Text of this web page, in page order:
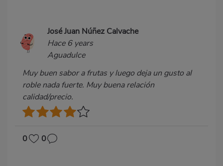
José Juan Núñez Calvache
Hace 6 years
Aguadulce
Muy buen sabor a frutas y luego deja un gusto al
roble nada fuerte. Muy buena relación
calidad/precio.
0 0